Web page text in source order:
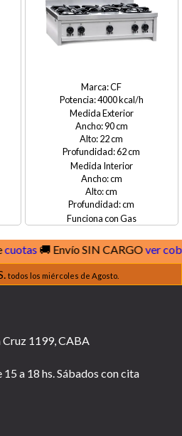
CF
4000
Medida Exterior
90
22
62
Medida Interior
Gas
🚚 Envío SIN CARGOver
todos los miércoles de Agosto.
Cruz 1199, CABA
a 18 hs. Sábados con cita